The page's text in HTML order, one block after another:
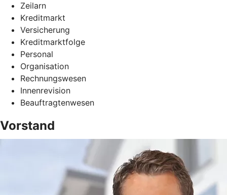
Zeilarn
Kreditmarkt
Versicherung
Kreditmarktfolge
Personal
Organisation
Rechnungswesen
Innenrevision
Beauftragtenwesen
Vorstand